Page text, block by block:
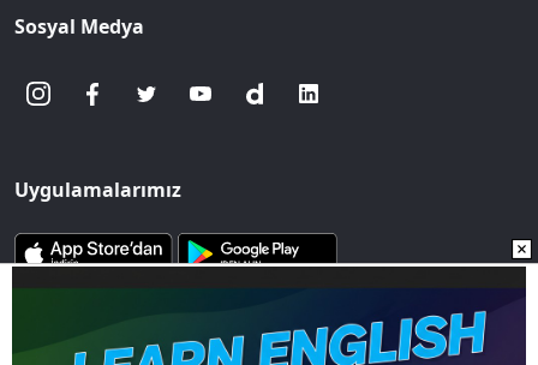
Sosyal Medya
Uygulamalarımız
www.sozcu.com.tr internet sitesinde yayınlanan yazı, haber ve